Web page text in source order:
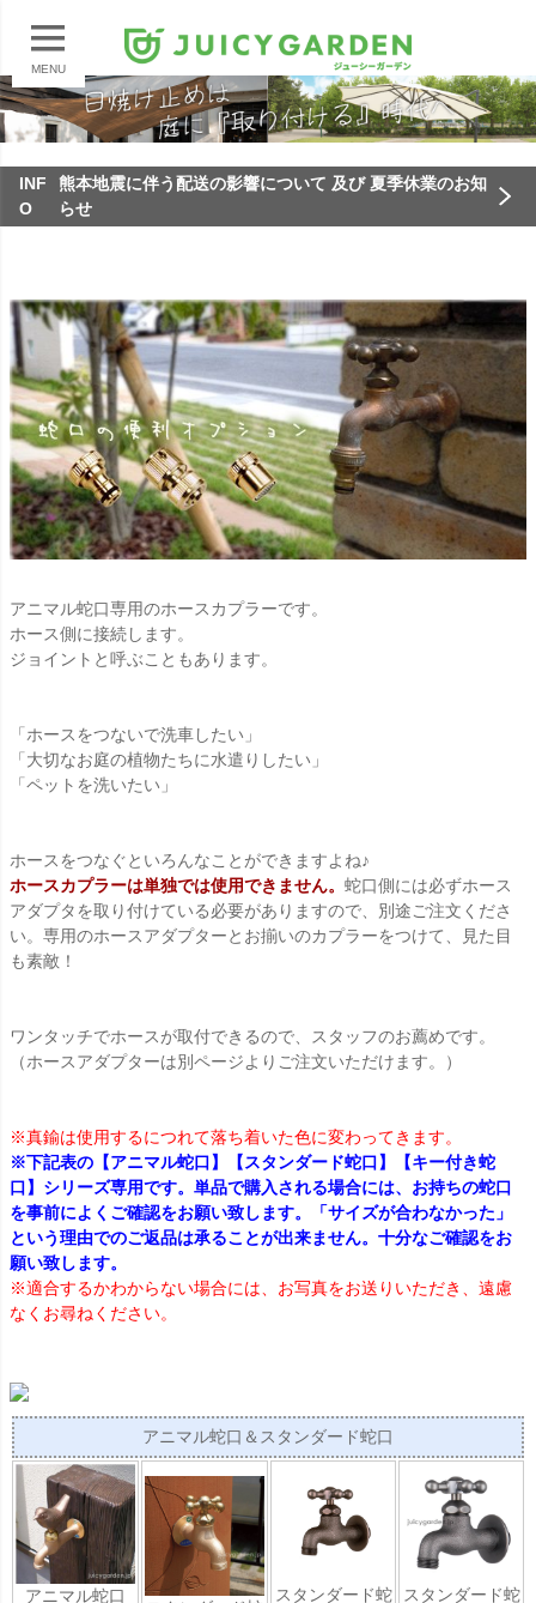
MENU
INF
O
熊本地震に伴う配送の影響について 及び 夏季休業のお知
らせ
アニマル蛇口専用のホースカプラーです。
ホース側に接続します。
ジョイントと呼ぶこともあります。
「ホースをつないで洗車したい」
「大切なお庭の植物たちに水遣りしたい」
「ペットを洗いたい」
ホースをつなぐといろんなことができますよね♪
ホースカプラーは単独では使用できません。 蛇口側には必ずホース
アダプタを取り付けている必要がありますので、別途ご注文くださ
い。専用のホースアダプターとお揃いのカプラーをつけて、見た目
も素敵！
ワンタッチでホースが取付できるので、スタッフのお薦めです。
（ホースアダプターは別ページよりご注文いただけます。）
※真鍮は使用するにつれて落ち着いた色に変わってきます。
※下記表の【アニマル蛇口】【スタンダード蛇口】【キー付き蛇
口】シリーズ専用です。単品で購入される場合には、お持ちの蛇口
を事前によくご確認をお願い致します。「サイズが合わなかった」
という理由でのご返品は承ることが出来ません。十分なご確認をお
願い致します。
※適合するかわからない場合には、お写真をお送りいただき、遠慮
なくお尋ねください。
アニマル蛇口＆スタンダード蛇口
アニマル蛇口
スタンダード蛇
スタンダード蛇